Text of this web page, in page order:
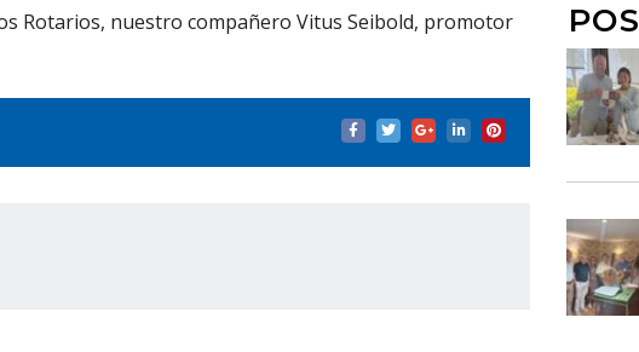
Rotarios, nuestro compañero Vitus Seibold, promotor